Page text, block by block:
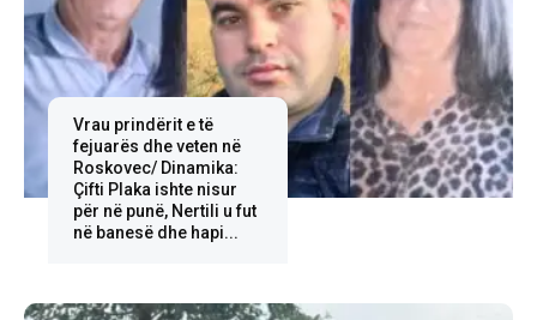
Vrau prindërit e të
fejuarës dhe veten në
Roskovec/ Dinamika:
Çifti Plaka ishte nisur
për në punë, Nertili u fut
në banesë dhe hapi...